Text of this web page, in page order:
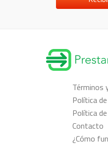
Términos
Política
Política
Contacto
¿Cómo